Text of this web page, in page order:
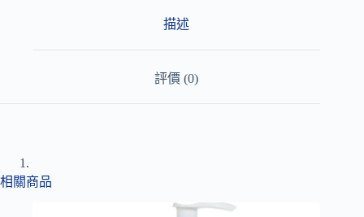
描述
評價 (0)
相關商品